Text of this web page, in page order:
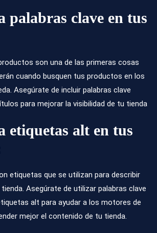
palabras clave en tus
son una de las primeras cosas
cuando busquen tus productos en los
Asegúrate de incluir palabras clave
para mejorar la visibilidad de tu tienda
etiquetas alt en tus
etiquetas que se utilizan para describir
Asegúrate de utilizar palabras clave
alt para ayudar a los motores de
mejor el contenido de tu tienda.